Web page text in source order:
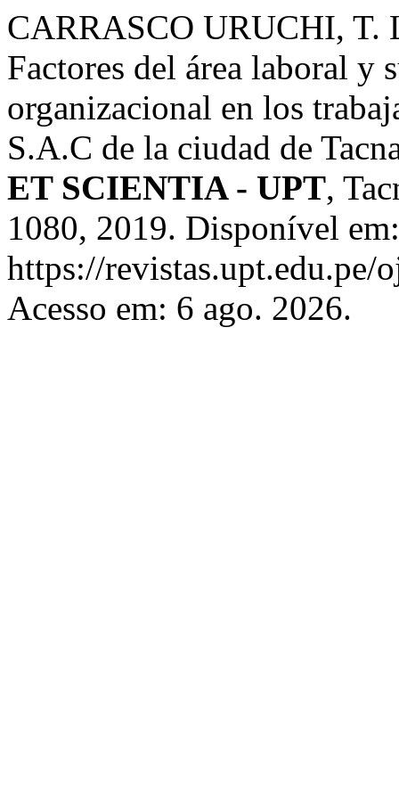
CARRASCO URUCHI,
Factores del área laboral y
organizacional en los
S.A.C de la ciudad de
ET SCIENTIA - UPT,
1080, 2019. Disponível em:
https://revistas.upt.edu.pe/
Acesso em: 6 ago. 2026.